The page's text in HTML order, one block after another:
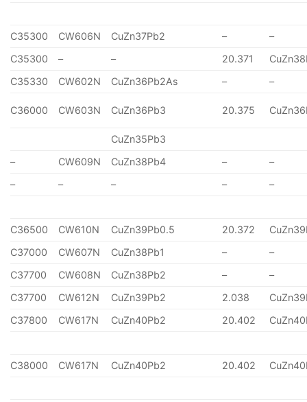
C35300 CW606N CuZn37Pb2 –
–
C35300
– – 20.371
C35330
CW602N CuZn36Pb2As – –
C36000 CW603N CuZn36Pb3 20.375
CuZn35Pb3
–
CW609N CuZn38Pb4 –
–
–
– – – –
C36500 CW610N CuZn39Pb0.5 20.372
C37000
CW607N CuZn38Pb1 –
–
C37700
CW608N CuZn38Pb2 –
–
C37700
CW612N CuZn39Pb2 2.038
C37800
CW617N CuZn40Pb2 20.402
C38000 CW617N CuZn40Pb2 20.402